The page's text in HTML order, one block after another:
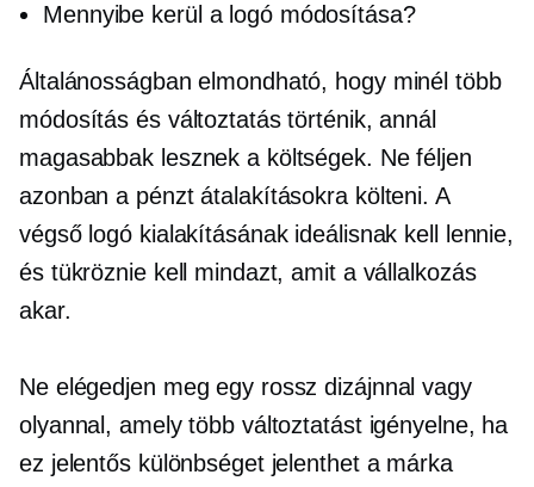
Mennyibe kerül a logó módosítása?
Általánosságban elmondható, hogy minél több
módosítás és változtatás történik, annál
magasabbak lesznek a költségek. Ne féljen
azonban a pénzt átalakításokra költeni. A
végső logó kialakításának ideálisnak kell lennie,
és tükröznie kell mindazt, amit a vállalkozás
akar.
Ne elégedjen meg egy rossz dizájnnal vagy
olyannal, amely több változtatást igényelne, ha
ez jelentős különbséget jelenthet a márka